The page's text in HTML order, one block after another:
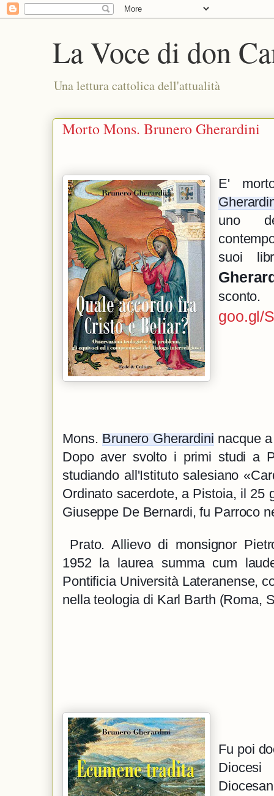
La Voce di don
Una lettura cattolica dell'attualità
Morto Mons. Brunero Gherardini
uno
goo.gl/
Mons. Brunero Gherardini nacque a
Dopo aver svolto i primi studi a
studiando all'Istituto salesiano
Ordinato sacerdote, a Pistoia, il 25
Giuseppe De Bernardi, fu Parroco
1952 la laurea summa cum
Pontificia Università Lateranense,
nella teologia di Karl Barth (Roma,
Fu poi